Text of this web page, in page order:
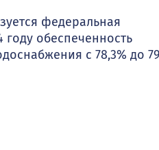
федеральная
обеспеченность
с 78,3% до